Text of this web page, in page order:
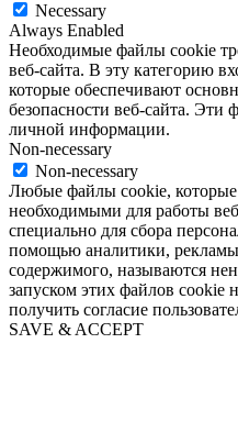
Necessary
Always Enabled
Необходимые файлы cookie
веб-сайта. В эту категорию
которые обеспечивают
безопасности веб-сайта. Эти
личной информации.
Non-necessary
Non-necessary
Любые файлы cookie, которые
необходимыми для работы
специально для сбора
помощью аналитики, рекламы
содержимого, называются
запуском этих файлов cookie
получить согласие
SAVE & ACCEPT